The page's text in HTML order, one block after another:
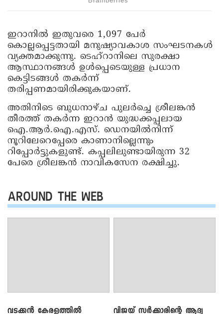
ഇറാനിൽ ഇതുവരെ 1,097 പേർ
കൊല്ലപ്പെട്ടതായി മനുഷ്യാവകാശ സംഘടനകൾ
വ്യക്തമാക്കുന്നു. ടെഹ്‌റാനിലെ സുരക്ഷാ
ആസ്ഥാനങ്ങൾ ഉൾപ്പെടെയുള്ള പ്രധാന
കെട്ടിടങ്ങൾ തകർന്ന്
തരിപ്പണമായിരിക്കുകയാണ്.
അതിനിടെ ബുധനാഴ്ച പുലർച്ചെ ശ്രീലങ്കൻ
തീരത്ത് തകർന്ന ഇറാൻ യുദ്ധക്കപ്പലായ
ഐ.ആർ.ഐ.എസ്. ഡെനയിൽനിന്ന്
നൂറിലേറെപ്പേരെ കാണാനില്ലെന്നും
റിപ്പോർട്ടുകളുണ്ട്. കപ്പലിലുണ്ടായിരുന്ന 32
പേരെ ശ്രീലങ്കൻ നാവികസേന രക്ഷിച്ചു.
AROUND THE WEB
വടക്കൻ കേരളത്തിൽ വിജയ് സർക്കാരിന്റെ ആദ്യ